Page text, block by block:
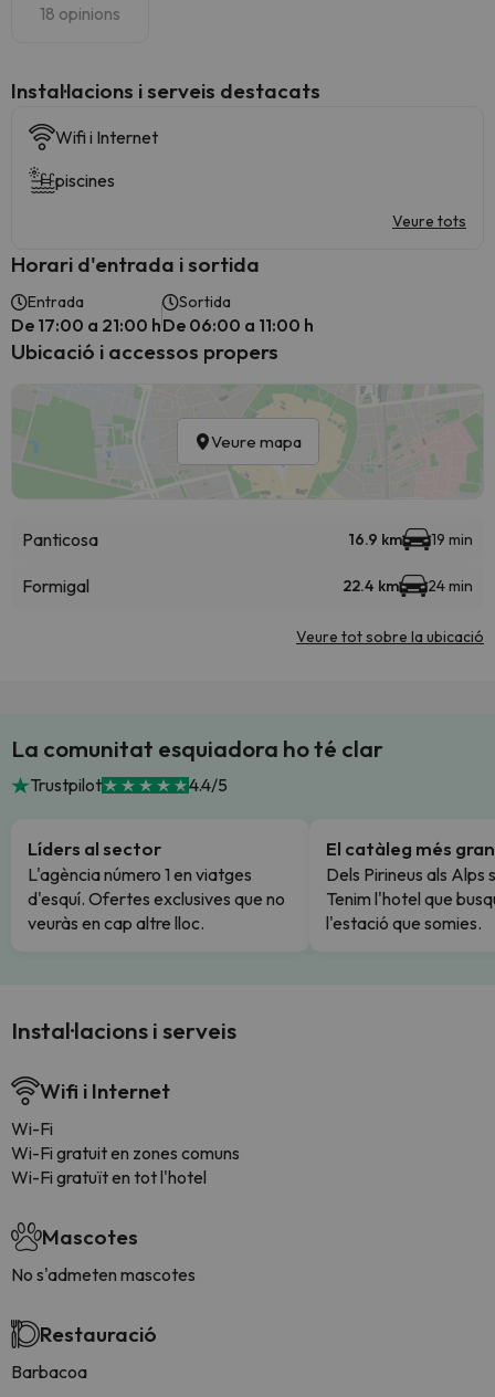
18 opinions
Instal·lacions i serveis destacats
Wifi i Internet
piscines
Veure tots
Horari d'entrada i sortida
Entrada
De 17:00 a 21:00 h
Sortida
De 06:00 a 11:00 h
Ubicació i accessos propers
Veure mapa
Panticosa 16.9 km 19 min
Formigal 22.4 km 24 min
Veure tot sobre la ubicació
La comunitat esquiadora ho té clar
Trustpilot 4.4/5
Líders al sector
L'agència número 1 en viatges
d'esquí. Ofertes exclusives que no
veuràs en cap altre lloc.
El catàleg més gran
Dels Pirineus als Alps
Tenim l'hotel que
l'estació que somies.
Instal·lacions i serveis
Wifi i Internet
Wi-Fi
Wi-Fi gratuit en zones comuns
Wi-Fi gratuït en tot l'hotel
Mascotes
No s'admeten mascotes
Restauració
Barbacoa